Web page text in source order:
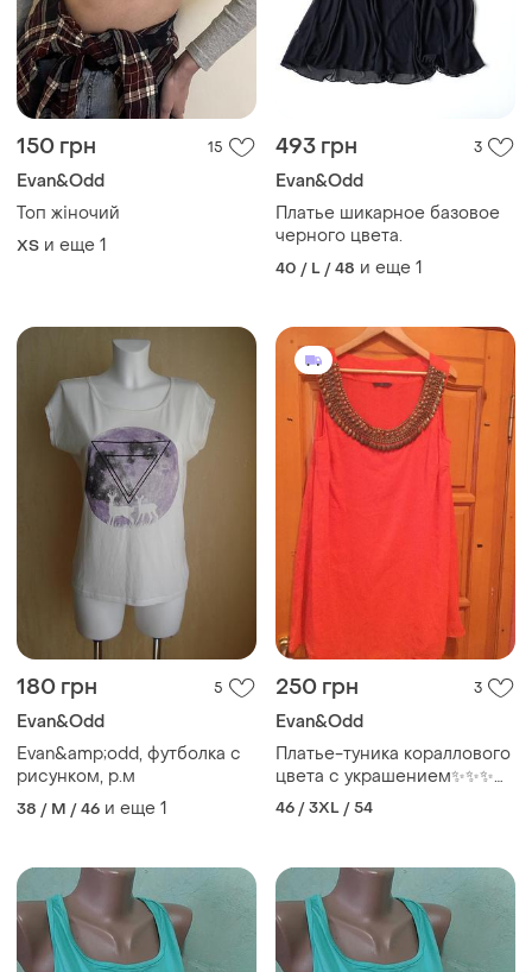
150 грн 15
Evan&Odd
Топ жіночий
ХS и еще 1
493 грн 3
Evan&Odd
Платье шикарное базовое
черного цвета.
40 / L / 48 и еще 1
180 грн 5
Evan&Odd
Evan&amp;odd, футболка с
рисунком, р.м
38 / M / 46 и еще 1
250 грн 3
Evan&Odd
Платье-туника кораллового
цвета с украшением✨✨✨✨
👌
46 / 3XL / 54